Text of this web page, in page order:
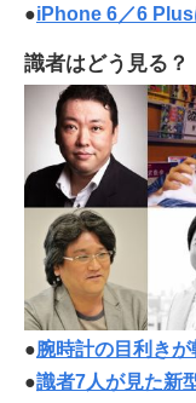
●iPhone 6／6
識者はどう見る
●腕時計の目利き
●識者7人が見た新